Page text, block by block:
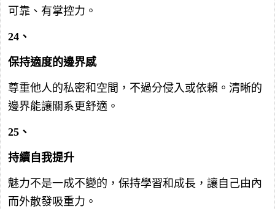
可靠、有掌控力。
24、
保持適度的邊界感
尊重他人的私密和空間，不過分侵入或依賴。清晰的
邊界能讓關系更舒適。
25、
持續自我提升
魅力不是一成不變的，保持學習和成長，讓自己由內
而外散發吸重力。